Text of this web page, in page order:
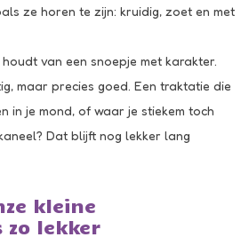
ze horen te zijn: kruidig, zoet en met
van een snoepje met karakter.
maar precies goed. Een traktatie die
in je mond, of waar je stiekem toch
Dat blijft nog lekker lang
kleine
zo lekker